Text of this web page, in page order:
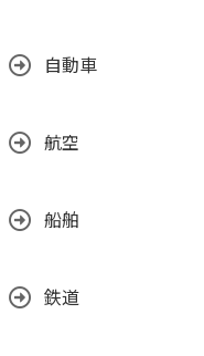
自動車
航空
船舶
鉄道